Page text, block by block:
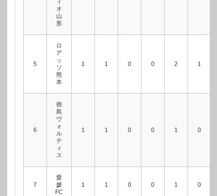
ィ
オ
山
形
5
ロ
ア
ッ
ソ
熊
本
1 1 0 0 2 1
6
徳
島
ヴ
ォ
ル
テ
ィ
ス
1 1 0 0 1 0
7
愛
媛
FC
1 1 0 0 1 0